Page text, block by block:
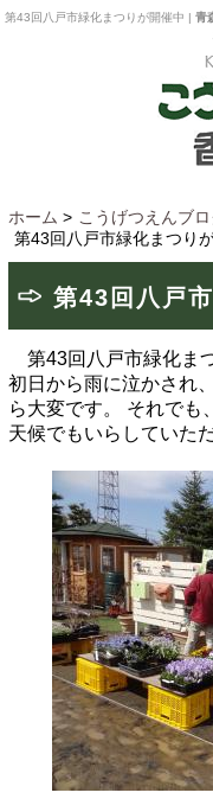
第43回八戸市緑化まつりが開催中 | 青
ホーム > こうげつえんブ
第43回八戸市緑化まつり
第43回八戸
第43回八戸市緑化ま
初日から雨に泣かされ
ら大変です。
それでも
天候でもいらしていた